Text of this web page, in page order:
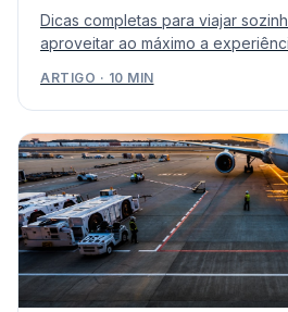
Dicas completas para viajar
aproveitar ao máximo a
ARTIGO · 10 MIN